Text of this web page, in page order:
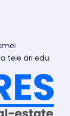
teie äri edu.